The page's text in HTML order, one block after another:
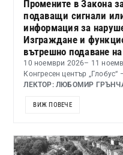
Промените в Закона
подаващи сигнали
информация за
Изграждане и
вътрешно подаване
10 ноември 2026– 11
Конгресен център
ЛЕКТОР: ЛЮБОМИР
ВИЖ ПОВЕЧЕ